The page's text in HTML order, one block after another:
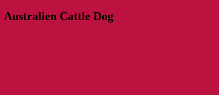
Australien Cattle Dog